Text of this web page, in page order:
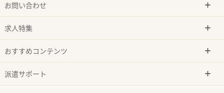
お問い合わせ
求人特集
おすすめコンテンツ
派遣サポート